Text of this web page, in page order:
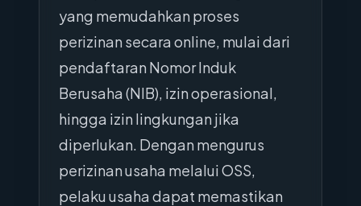
yang memudahkan proses
perizinan secara online, mulai dari
pendaftaran Nomor Induk
Berusaha (NIB), izin operasional,
hingga izin lingkungan jika
diperlukan. Dengan mengurus
perizinan usaha melalui OSS,
pelaku usaha dapat memastikan